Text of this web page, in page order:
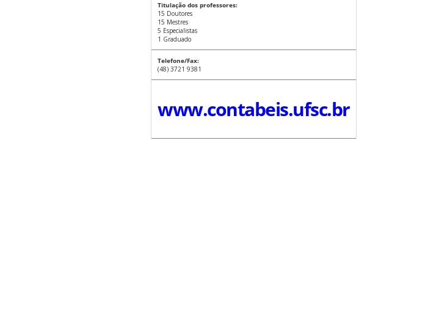
Titulação dos professores:
15 Doutores
15 Mestres
5 Especialistas
1 Graduado
Telefone/Fax:
(48) 3721 9381
www.contabeis.ufsc.br